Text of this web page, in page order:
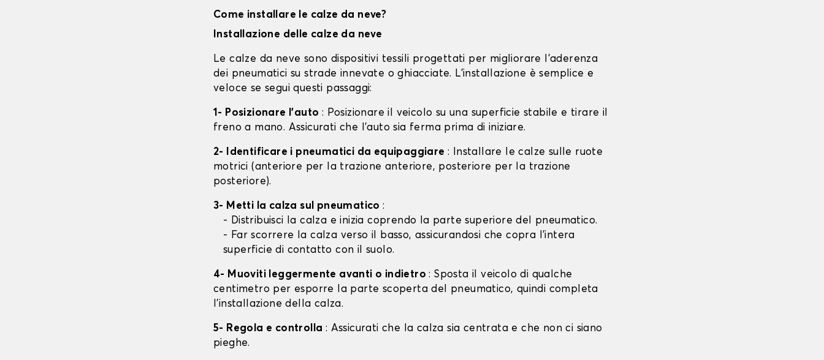
Come installare le calze da neve?
Installazione delle calze da neve
Le calze da neve sono dispositivi tessili progettati per migliorare l'aderenza
dei pneumatici su strade innevate o ghiacciate. L'installazione è semplice e
veloce se segui questi passaggi:
1- Posizionare l'auto : Posizionare il veicolo su una superficie stabile e tirare il
freno a mano. Assicurati che l'auto sia ferma prima di iniziare.
2- Identificare i pneumatici da equipaggiare : Installare le calze sulle ruote
motrici (anteriore per la trazione anteriore, posteriore per la trazione
posteriore).
3- Metti la calza sul pneumatico:
- Distribuisci la calza e inizia coprendo la parte superiore del pneumatico.
- Far scorrere la calza verso il basso, assicurandosi che copra l'intera
superficie di contatto con il suolo.
4- Muoviti leggermente avanti o indietro: Sposta il veicolo di qualche
centimetro per esporre la parte scoperta del pneumatico, quindi completa
l'installazione della calza.
5- Regola e controlla : Assicurati che la calza sia centrata e che non ci siano
pieghe.